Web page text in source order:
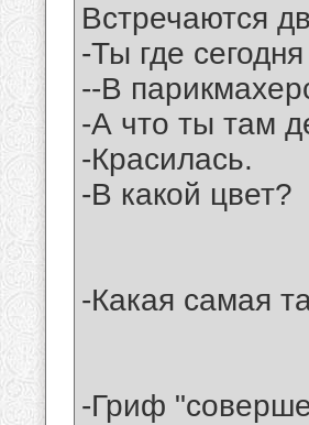
Встречаются
-Ты где
--В
-А что ты там
-Красилась.
-В какой цвет?
-Какая самая
-Гриф